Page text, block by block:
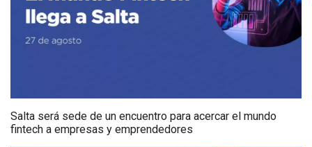
Salta será sede de un encuentro para acercar el mundo
fintech a empresas y emprendedores